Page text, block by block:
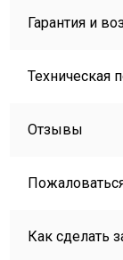
Гарантия и
Техническая
Отзывы
Как сделать